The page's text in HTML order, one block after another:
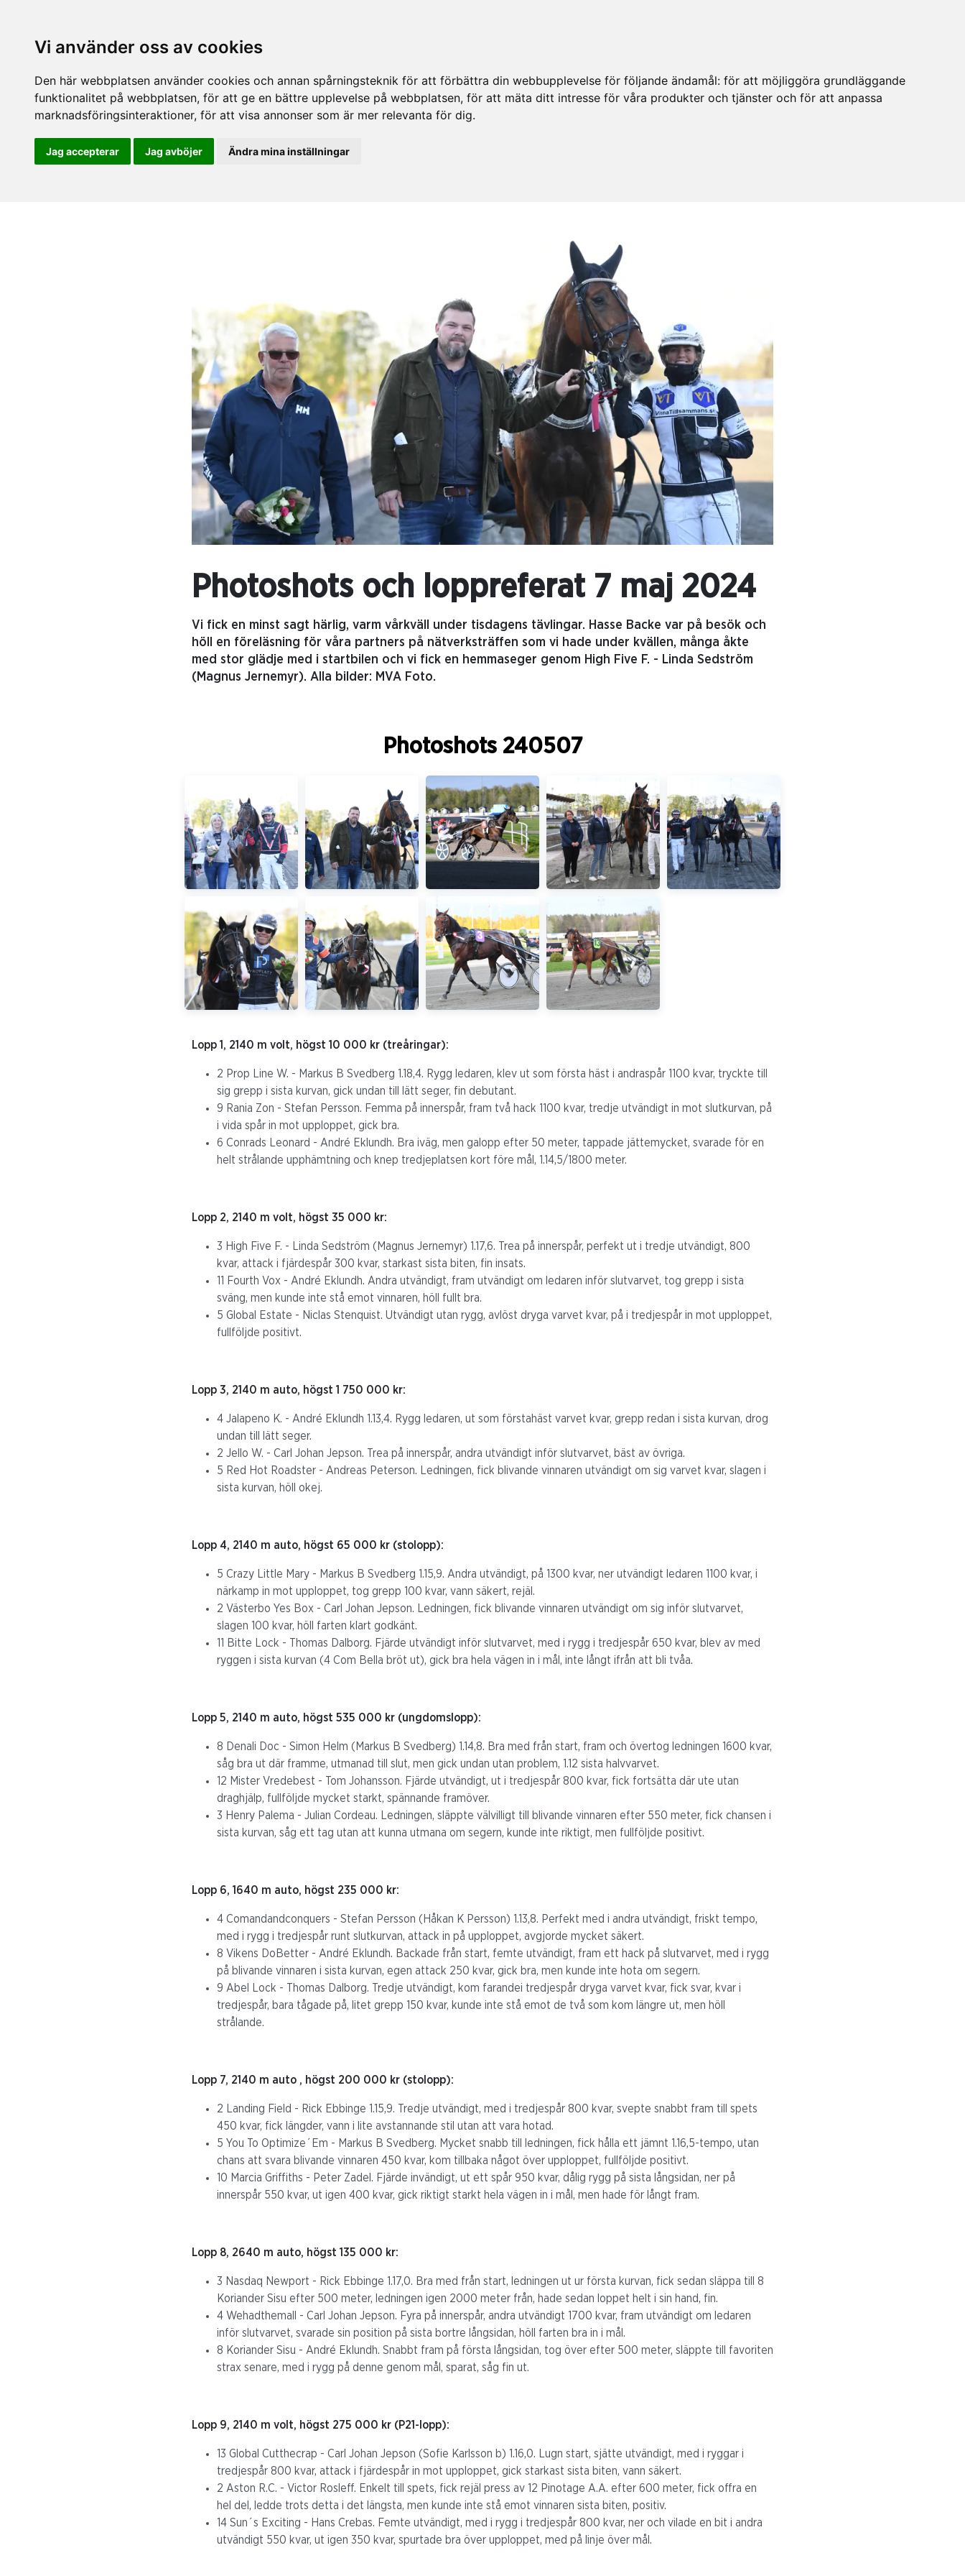
Vi använder oss av cookies
Den här webbplatsen använder cookies och annan spårningsteknik för att förbättra din webbupplevelse för följande ändamål: för att möjliggöra grundläggande
funktionalitet på webbplatsen, för att ge en bättre upplevelse på webbplatsen, för att mäta ditt intresse för våra produkter och tjänster och för att anpassa
marknadsföringsinteraktioner, för att visa annonser som är mer relevanta för dig.
Jag accepterar Jag avböjer Ändra mina inställningar
Photoshots och loppreferat 7 maj 2024
Vi fick en minst sagt härlig, varm vårkväll under tisdagens tävlingar. Hasse Backe var på besök och
höll en föreläsning för våra partners på nätverksträffen som vi hade under kvällen, många åkte
med stor glädje med i startbilen och vi fick en hemmaseger genom High Five F. - Linda Sedström
(Magnus Jernemyr). Alla bilder: MVA Foto.
Photoshots 240507
Lopp 1, 2140 m volt, högst 10 000 kr (treåringar):
2 Prop Line W. - Markus B Svedberg 1.18,4. Rygg ledaren, klev ut som första häst i andraspår 1100 kvar, tryckte till
sig grepp i sista kurvan, gick undan till lätt seger, fin debutant.
9 Rania Zon - Stefan Persson. Femma på innerspår, fram två hack 1100 kvar, tredje utvändigt in mot slutkurvan, på
i vida spår in mot upploppet, gick bra.
6 Conrads Leonard - André Eklundh. Bra iväg, men galopp efter 50 meter, tappade jättemycket, svarade för en
helt strålande upphämtning och knep tredjeplatsen kort före mål, 1.14,5/1800 meter.
Lopp 2, 2140 m volt, högst 35 000 kr:
3 High Five F. - Linda Sedström (Magnus Jernemyr) 1.17,6. Trea på innerspår, perfekt ut i tredje utvändigt, 800
kvar, attack i fjärdespår 300 kvar, starkast sista biten, fin insats.
11 Fourth Vox - André Eklundh. Andra utvändigt, fram utvändigt om ledaren inför slutvarvet, tog grepp i sista
sväng, men kunde inte stå emot vinnaren, höll fullt bra.
5 Global Estate - Niclas Stenquist. Utvändigt utan rygg, avlöst dryga varvet kvar, på i tredjespår in mot upploppet,
fullföljde positivt.
Lopp 3, 2140 m auto, högst 1 750 000 kr:
4 Jalapeno K. - André Eklundh 1.13,4. Rygg ledaren, ut som förstahäst varvet kvar, grepp redan i sista kurvan, drog
undan till lätt seger.
2 Jello W. - Carl Johan Jepson. Trea på innerspår, andra utvändigt inför slutvarvet, bäst av övriga.
5 Red Hot Roadster - Andreas Peterson. Ledningen, fick blivande vinnaren utvändigt om sig varvet kvar, slagen i
sista kurvan, höll okej.
Lopp 4, 2140 m auto, högst 65 000 kr (stolopp):
5 Crazy Little Mary - Markus B Svedberg 1.15,9. Andra utvändigt, på 1300 kvar, ner utvändigt ledaren 1100 kvar, i
närkamp in mot upploppet, tog grepp 100 kvar, vann säkert, rejäl.
2 Västerbo Yes Box - Carl Johan Jepson. Ledningen, fick blivande vinnaren utvändigt om sig inför slutvarvet,
slagen 100 kvar, höll farten klart godkänt.
11 Bitte Lock - Thomas Dalborg. Fjärde utvändigt inför slutvarvet, med i rygg i tredjespår 650 kvar, blev av med
ryggen i sista kurvan (4 Com Bella bröt ut), gick bra hela vägen in i mål, inte långt ifrån att bli tvåa.
Lopp 5, 2140 m auto, högst 535 000 kr (ungdomslopp):
8 Denali Doc - Simon Helm (Markus B Svedberg) 1.14,8. Bra med från start, fram och övertog ledningen 1600 kvar,
såg bra ut där framme, utmanad till slut, men gick undan utan problem, 1.12 sista halvvarvet.
12 Mister Vredebest - Tom Johansson. Fjärde utvändigt, ut i tredjespår 800 kvar, fick fortsätta där ute utan
draghjälp, fullföljde mycket starkt, spännande framöver.
3 Henry Palema - Julian Cordeau. Ledningen, släppte välvilligt till blivande vinnaren efter 550 meter, fick chansen i
sista kurvan, såg ett tag utan att kunna utmana om segern, kunde inte riktigt, men fullföljde positivt.
Lopp 6, 1640 m auto, högst 235 000 kr:
4 Comandandconquers - Stefan Persson (Håkan K Persson) 1.13,8. Perfekt med i andra utvändigt, friskt tempo,
med i rygg i tredjespår runt slutkurvan, attack in på upploppet, avgjorde mycket säkert.
8 Vikens DoBetter - André Eklundh. Backade från start, femte utvändigt, fram ett hack på slutvarvet, med i rygg
på blivande vinnaren i sista kurvan, egen attack 250 kvar, gick bra, men kunde inte hota om segern.
9 Abel Lock - Thomas Dalborg. Tredje utvändigt, kom farandei tredjespår dryga varvet kvar, fick svar, kvar i
tredjespår, bara tågade på, litet grepp 150 kvar, kunde inte stå emot de två som kom längre ut, men höll
strålande.
Lopp 7, 2140 m auto , högst 200 000 kr (stolopp):
2 Landing Field - Rick Ebbinge 1.15,9. Tredje utvändigt, med i tredjespår 800 kvar, svepte snabbt fram till spets
450 kvar, fick längder, vann i lite avstannande stil utan att vara hotad.
5 You To Optimize´Em - Markus B Svedberg. Mycket snabb till ledningen, fick hålla ett jämnt 1.16,5-tempo, utan
chans att svara blivande vinnaren 450 kvar, kom tillbaka något över upploppet, fullföljde positivt.
10 Marcia Griffiths - Peter Zadel. Fjärde invändigt, ut ett spår 950 kvar, dålig rygg på sista långsidan, ner på
innerspår 550 kvar, ut igen 400 kvar, gick riktigt starkt hela vägen in i mål, men hade för långt fram.
Lopp 8, 2640 m auto, högst 135 000 kr:
3 Nasdaq Newport - Rick Ebbinge 1.17,0. Bra med från start, ledningen ut ur första kurvan, fick sedan släppa till 8
Koriander Sisu efter 500 meter, ledningen igen 2000 meter från, hade sedan loppet helt i sin hand, fin.
4 Wehadthemall - Carl Johan Jepson. Fyra på innerspår, andra utvändigt 1700 kvar, fram utvändigt om ledaren
inför slutvarvet, svarade sin position på sista bortre långsidan, höll farten bra in i mål.
8 Koriander Sisu - André Eklundh. Snabbt fram på första långsidan, tog över efter 500 meter, släppte till favoriten
strax senare, med i rygg på denne genom mål, sparat, såg fin ut.
Lopp 9, 2140 m volt, högst 275 000 kr (P21-lopp):
13 Global Cutthecrap - Carl Johan Jepson (Sofie Karlsson b) 1.16,0. Lugn start, sjätte utvändigt, med i ryggar i
tredjespår 800 kvar, attack i fjärdespår in mot upploppet, gick starkast sista biten, vann säkert.
2 Aston R.C. - Victor Rosleff. Enkelt till spets, fick rejäl press av 12 Pinotage A.A. efter 600 meter, fick offra en
hel del, ledde trots detta i det längsta, men kunde inte stå emot vinnaren sista biten, positiv.
14 Sun´s Exciting - Hans Crebas. Femte utvändigt, med i rygg i tredjespår 800 kvar, ner och vilade en bit i andra
utvändigt 550 kvar, ut igen 350 kvar, spurtade bra över upploppet, med på linje över mål.